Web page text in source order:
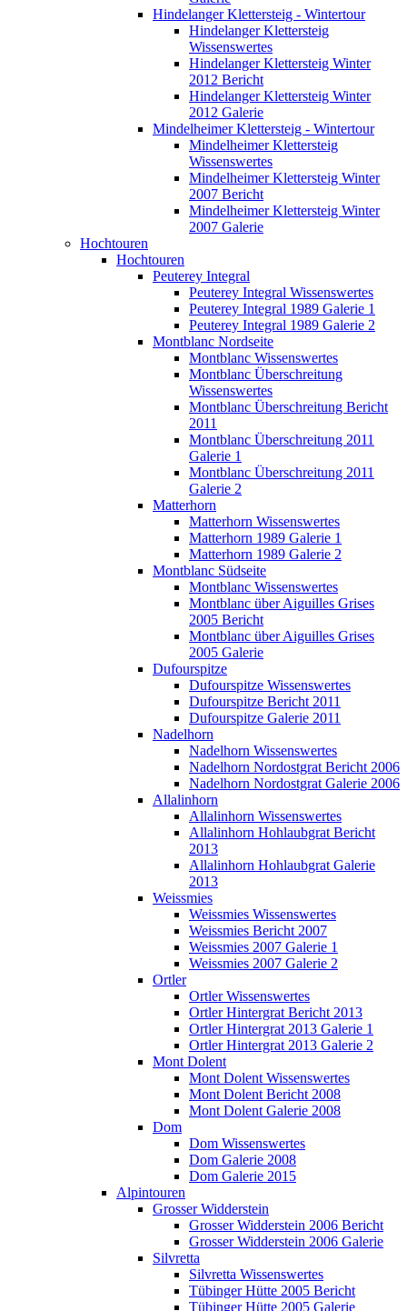
Hindelanger Klettersteig - Wintertour
Hindelanger Klettersteig
Wissenswertes
Hindelanger Klettersteig Winter
2012 Bericht
Hindelanger Klettersteig Winter
2012 Galerie
Mindelheimer Klettersteig - Wintertour
Mindelheimer Klettersteig
Wissenswertes
Mindelheimer Klettersteig Winter
2007 Bericht
Mindelheimer Klettersteig Winter
2007 Galerie
Hochtouren
Hochtouren
Peuterey Integral
Peuterey Integral Wissenswertes
Peuterey Integral 1989 Galerie 1
Peuterey Integral 1989 Galerie 2
Montblanc Nordseite
Montblanc Wissenswertes
Montblanc Überschreitung
Wissenswertes
Montblanc Überschreitung Bericht
2011
Montblanc Überschreitung 2011
Galerie 1
Montblanc Überschreitung 2011
Galerie 2
Matterhorn
Matterhorn Wissenswertes
Matterhorn 1989 Galerie 1
Matterhorn 1989 Galerie 2
Montblanc Südseite
Montblanc Wissenswertes
Montblanc über Aiguilles Grises
2005 Bericht
Montblanc über Aiguilles Grises
2005 Galerie
Dufourspitze
Dufourspitze Wissenswertes
Dufourspitze Bericht 2011
Dufourspitze Galerie 2011
Nadelhorn
Nadelhorn Wissenswertes
Nadelhorn Nordostgrat Bericht 2006
Nadelhorn Nordostgrat Galerie 2006
Allalinhorn
Allalinhorn Wissenswertes
Allalinhorn Hohlaubgrat Bericht
2013
Allalinhorn Hohlaubgrat Galerie
2013
Weissmies
Weissmies Wissenswertes
Weissmies Bericht 2007
Weissmies 2007 Galerie 1
Weissmies 2007 Galerie 2
Ortler
Ortler Wissenswertes
Ortler Hintergrat Bericht 2013
Ortler Hintergrat 2013 Galerie 1
Ortler Hintergrat 2013 Galerie 2
Mont Dolent
Mont Dolent Wissenswertes
Mont Dolent Bericht 2008
Mont Dolent Galerie 2008
Dom
Dom Wissenswertes
Dom Galerie 2008
Dom Galerie 2015
Alpintouren
Grosser Widderstein
Grosser Widderstein 2006 Bericht
Grosser Widderstein 2006 Galerie
Silvretta
Silvretta Wissenswertes
Tübinger Hütte 2005 Bericht
Tübinger Hütte 2005 Galerie